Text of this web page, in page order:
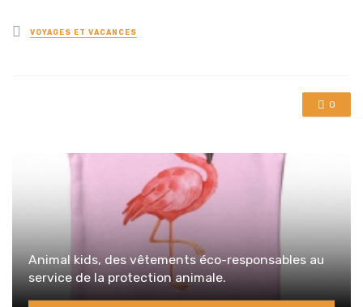
Posted
in
VOYAGES ET VACANCES
0
Animal kids, des vêtements éco-responsables au
service de la protection animale.